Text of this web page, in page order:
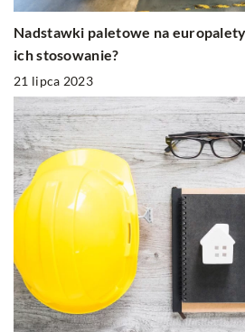
Nadstawki paletowe na
ich stosowanie?
21 lipca 2023